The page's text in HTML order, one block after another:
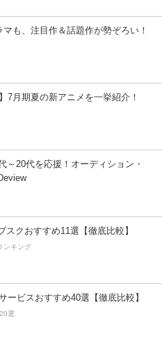
も、注目作＆話題作が勢ぞろい！
7月期夏の新アニメを一挙紹介！
～20代を応援！オーディション・
スクおすすめ11選【徹底比較】
ンキング
ービスおすすめ40選【徹底比較】
選